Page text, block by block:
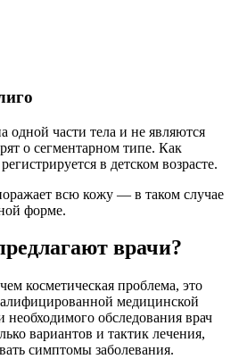
одной части тела и не являются
о сегментарном типе. Как
в детском возрасте.
всю кожу — в таком случае
форме.
врачи?
косметическая проблема, это
медицинской
обследования врач
вариантов и тактик лечения,
симптомы заболевания.